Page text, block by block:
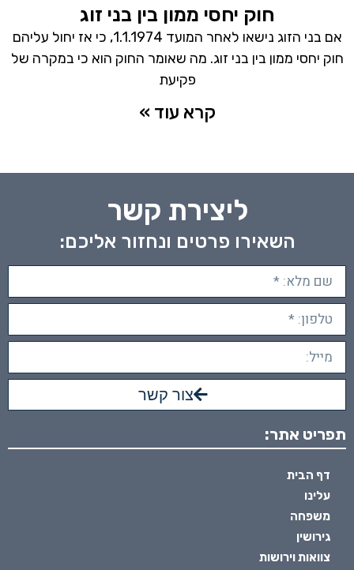
חוק יחסי ממון בין בני זוג
אם בני הזוג נישאו לאחר המועד 1.1.1974, כי אז יחול עליהם
חוק יחסי ממון בין בני זוג. מה שאומר החוק הוא כי במקרה של
פקיעת
קרא עוד »
ליצירת קשר
השאירו פרטים ונחזור אליכם:
צור קשר
תפריט אתר:
דף הבית
עלינו
משפחה
גירושין
צוואות וירושות